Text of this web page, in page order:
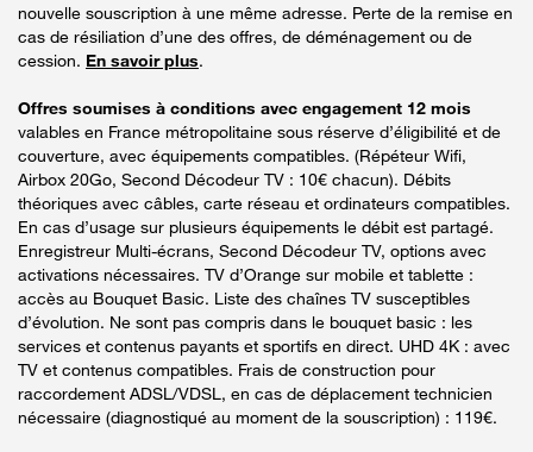
nouvelle souscription à une même adresse. Perte de la remise en
cas de résiliation d’une des offres, de déménagement ou de
cession. En savoir plus.
Offres soumises à conditions avec engagement 12 mois
valables en France métropolitaine sous réserve d’éligibilité et de
couverture, avec équipements compatibles. (Répéteur Wifi,
Airbox 20Go, Second Décodeur TV : 10€ chacun). Débits
théoriques avec câbles, carte réseau et ordinateurs compatibles.
En cas d’usage sur plusieurs équipements le débit est partagé.
Enregistreur Multi-écrans, Second Décodeur TV, options avec
activations nécessaires. TV d’Orange sur mobile et tablette :
accès au Bouquet Basic. Liste des chaînes TV susceptibles
d’évolution. Ne sont pas compris dans le bouquet basic : les
services et contenus payants et sportifs en direct. UHD 4K : avec
TV et contenus compatibles. Frais de construction pour
raccordement ADSL/VDSL, en cas de déplacement technicien
nécessaire (diagnostiqué au moment de la souscription) : 119€.